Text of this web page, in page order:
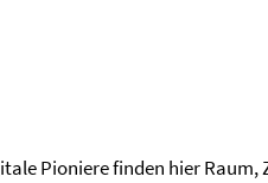
Pioniere finden hier